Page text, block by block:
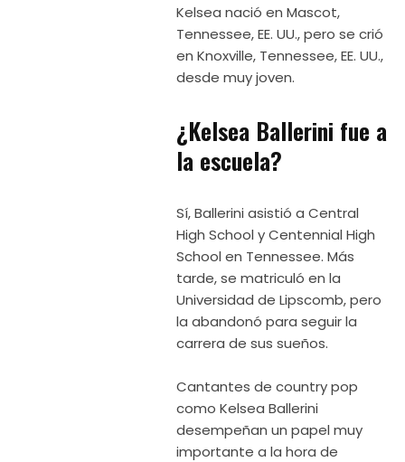
Kelsea nació en Mascot,
Tennessee, EE. UU., pero se crió
en Knoxville, Tennessee, EE. UU.,
desde muy joven.
¿Kelsea Ballerini fue a
la escuela?
Sí, Ballerini asistió a Central
High School y Centennial High
School en Tennessee. Más
tarde, se matriculó en la
Universidad de Lipscomb, pero
la abandonó para seguir la
carrera de sus sueños.
Cantantes de country pop
como Kelsea Ballerini
desempeñan un papel muy
importante a la hora de